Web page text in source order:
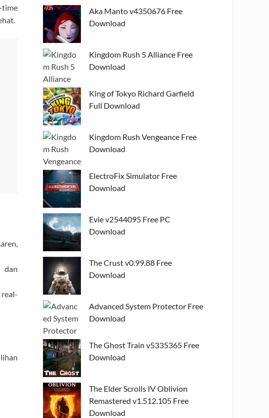
time
dan
Aka Manto v4350676 Free
Download
Kingdom Rush 5 Alliance Free
Download
King of Tokyo Richard Garfield
Full Download
Kingdom Rush Vengeance Free
Download
ElectroFix Simulator Free
Download
Evie v2544095 Free PC
Download
The Crust v0.99.88 Free
Download
Advanced System Protector Free
Download
The Ghost Train v5335365 Free
Download
The Elder Scrolls IV Oblivion
Remastered v1.512.105 Free
Download